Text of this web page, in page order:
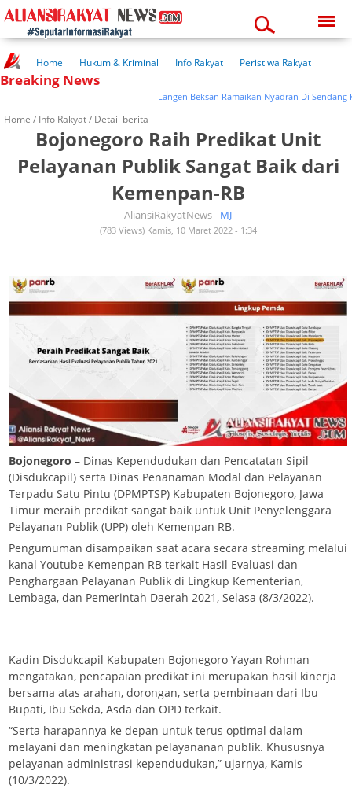
06:46:25 am
Home Hukum & Kriminal Info Rakyat
Peristiwa Rakyat
Kuliner Rakyat
Wisata Rakyat
Breaking News
Langen Beksan Ramaikan Nyadran Di Sendang
Home / Info Rakyat/ Detail berita
Bojonegoro Raih Predikat Unit
Pelayanan Publik Sangat Baik dari
Kemenpan-RB
AliansiRakyatNews - MJ
(783 Views) Kamis, 10 Maret 2022 - 1:34
Bojonegoro – Dinas Kependudukan dan Pencatatan Sipil
(Disdukcapil) serta Dinas Penanaman Modal dan Pelayanan
Terpadu Satu Pintu (DPMPTSP) Kabupaten Bojonegoro, Jawa
Timur meraih predikat sangat baik untuk Unit Penyelenggara
Pelayanan Publik (UPP) oleh Kemenpan RB.
Pengumuman disampaikan saat acara secara streaming melalui
kanal Youtube Kemenpan RB terkait Hasil Evaluasi dan
Penghargaan Pelayanan Publik di Lingkup Kementerian,
Lembaga, dan Pemerintah Daerah 2021, Selasa (8/3/2022).
Kadin Disdukcapil Kabupaten Bojonegoro Yayan Rohman
mengatakan, pencapaian predikat ini merupakan hasil kinerja
bersama atas arahan, dorongan, serta pembinaan dari Ibu
Bupati, Ibu Sekda, Asda dan OPD terkait.
“Serta harapannya ke depan untuk terus optimal dalam
melayani dan meningkatan pelayananan publik. Khususnya
pelayanan administrasi kependudukan,” ujarnya, Kamis
(10/3/2022).